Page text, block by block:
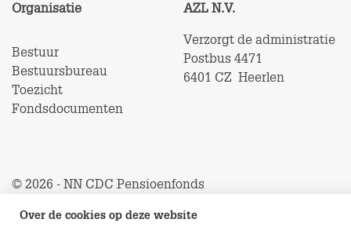
Over de cookies op deze website
Organisatie
Bestuur
Bestuursbureau
Toezicht
Fondsdocumenten
AZL N.V.
Verzorgt de administratie
Postbus 4471
6401 CZ Heerlen
© 2026 - NN CDC Pensioenfonds
Privacyverklaring